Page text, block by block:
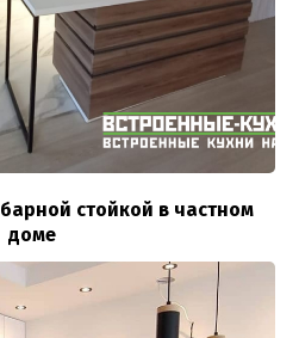
стойкой в частном
доме